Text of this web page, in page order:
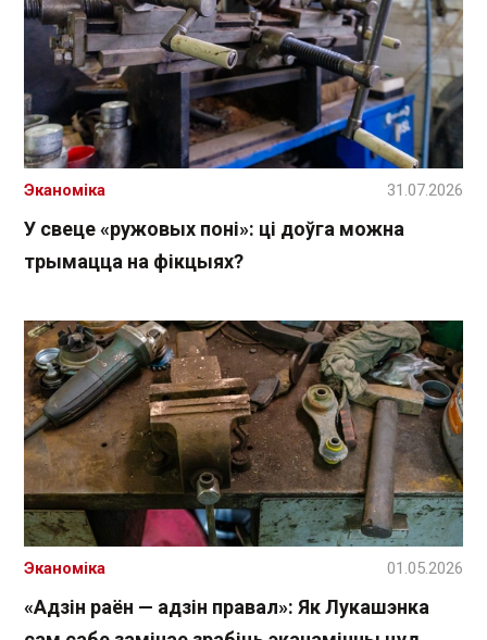
У свеце «ружовых поні»: ці доўга можна
трымацца на фікцыях?
Эканоміка 31.07.2026
«Адзін раён — адзін правал»: Як Лукашэнка
Эканоміка 01.05.2026